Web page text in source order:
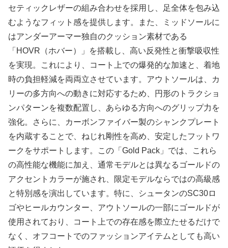
セティックレザーの組み合わせを採用し、足全体を包み込
むようなフィット感を提供します。また、ミッドソールに
はアンダーアーマー独自のクッション素材である
「HOVR（ホバー）」を搭載し、高い反発性と衝撃吸収性
を実現。これにより、コート上での爆発的な加速と、着地
時の負担軽減を両両立させています。アウトソールは、カ
リーの多方向への動きに対応するため、円形のトラクショ
ンパターンを複数配置し、あらゆる方向へのグリップ力を
強化。さらに、カーボンファイバー製のシャンクプレート
を内蔵することで、ねじれ剛性を高め、安定したフットワ
ークをサポートします。この「Gold Pack」では、これら
の高性能な機能に加え、通常モデルとは異なるゴールドの
アクセントカラーが施され、限定モデルならではの高級感
と特別感を演出しています。特に、シュータンのSC30ロ
ゴやヒールカウンター、アウトソールの一部にゴールドが
使用されており、コート上での存在感を際立たせるだけで
なく、オフコートでのファッションアイテムとしても高い